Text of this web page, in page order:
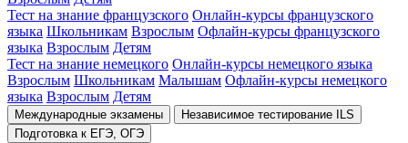
Тест на знание французского Онлайн-курсы французского
языка Школьникам Взрослым Офлайн-курсы французского
языка Взрослым Детям
Тест на знание немецкого Онлайн-курсы немецкого языка
Взрослым Школьникам Малышам Офлайн-курсы немецкого
языка Взрослым Детям
Международные экзамены
Независимое тестирование ILS
Подготовка к ЕГЭ, ОГЭ